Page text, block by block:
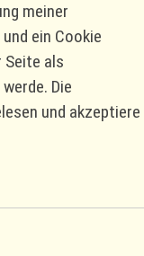
meiner
ein Cookie
als
Die
und akzeptiere